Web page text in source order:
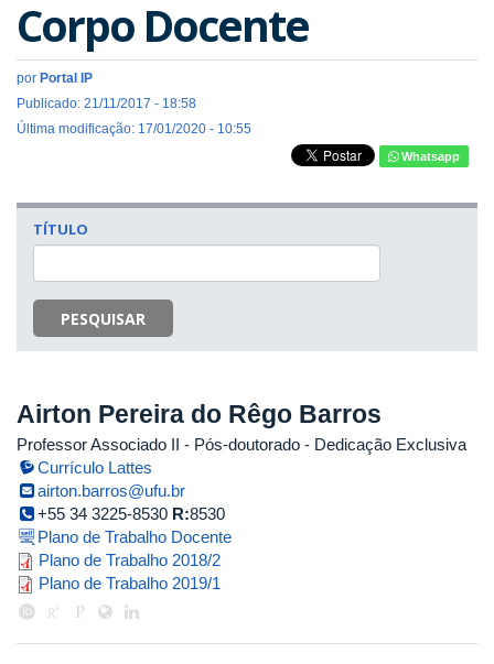
Corpo Docente
por Portal IP
Publicado: 21/11/2017 - 18:58
Última modificação: 17/01/2020 - 10:55
Whatsapp
TÍTULO
PESQUISAR
Airton Pereira do Rêgo Barros
Professor Associado II - Pós-doutorado - Dedicação Exclusiva
Currículo Lattes
airton.barros@ufu.br
+55 34 3225-8530 R:8530
Plano de Trabalho Docente
Plano de Trabalho 2018/2
Plano de Trabalho 2019/1